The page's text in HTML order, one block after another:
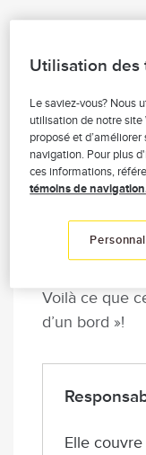
en
La
Au Québec,
obligatoire
Voilà ce que
d’un bord »!
Elle couvre
Utilisation des
Le saviez-vous? Nous
utilisation de notre site
proposé et
navigation. Pour plus
ces informations,
témoins de